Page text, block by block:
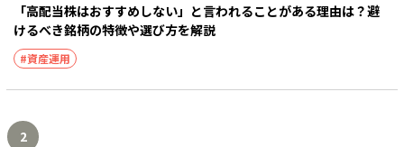
「高配当株はおすすめしない」と言われることがある理由は？避
けるべき銘柄の特徴や選び方を解説
#資産運用
2